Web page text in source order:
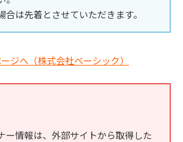
合は先着とさせていただきます。
ジへ（株式会社ベーシック）
ー情報は、外部サイトから取得した